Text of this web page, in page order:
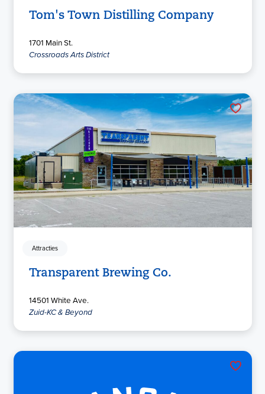
Tom's Town Distilling Company
1701 Main St.
Crossroads Arts District
Attracties
Transparent Brewing Co.
14501 White Ave.
Zuid-KC & Beyond